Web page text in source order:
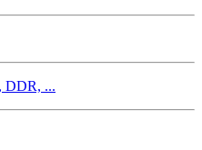
DDR, ...